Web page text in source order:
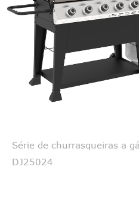
Série de churrasqueiras a
DJ25024